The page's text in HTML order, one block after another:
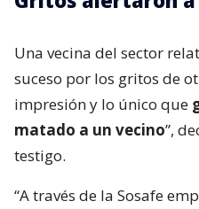
Una vecina del sector
suceso por los gritos de
impresión y lo único que
matado a un vecino”,
testigo.
“A través de la Sosafe